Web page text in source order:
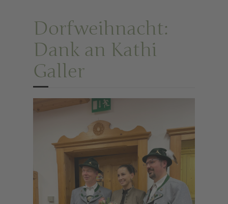
Dorfweihnacht:
Dank an Kathi
Galler